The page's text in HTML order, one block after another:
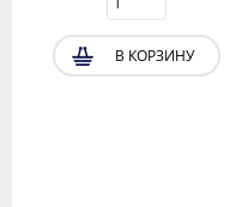
В КОРЗИНУ